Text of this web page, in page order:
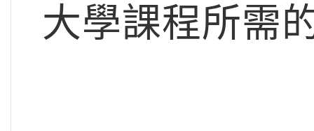
大學課程所需